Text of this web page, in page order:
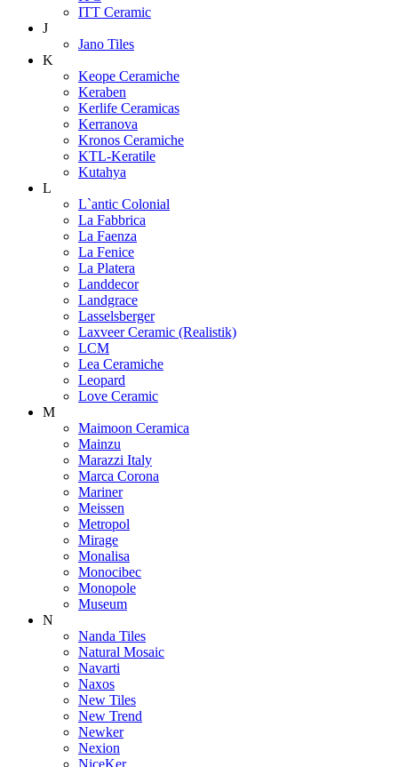
ITT Ceramic
J
Jano Tiles
K
Keope Ceramiche
Keraben
Kerlife Ceramicas
Kerranova
Kronos Ceramiche
KTL-Keratile
Kutahya
L
L`antic Colonial
La Fabbrica
La Faenza
La Fenice
La Platera
Landdecor
Landgrace
Lasselsberger
Laxveer Ceramic (Realistik)
LCM
Lea Ceramiche
Leopard
Love Ceramic
M
Maimoon Ceramica
Mainzu
Marazzi Italy
Marca Corona
Mariner
Meissen
Metropol
Mirage
Monalisa
Monocibec
Monopole
Museum
N
Nanda Tiles
Natural Mosaic
Navarti
Naxos
New Tiles
New Trend
Newker
Nexion
NiceKer